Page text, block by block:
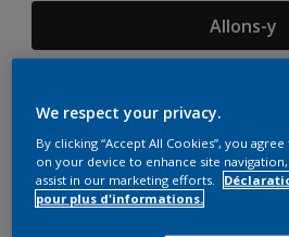
Allons-y
Suggestions
We respect your privacy.
By clicking “Accept All Cookies”, you
on your device to enhance site navigation,
assist in our marketing efforts.
pour plus d'informations.